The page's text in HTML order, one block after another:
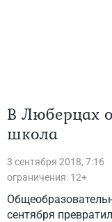
В Люберцах
школа
3 сентября 2018, 7:16
ограничения: 12+
сентября